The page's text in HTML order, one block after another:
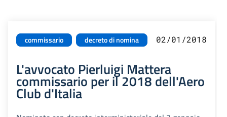
commissario decreto di nomina 02/01/2018
L'avvocato Pierluigi Mattera
commissario per il 2018 dell'Aero
Club d'Italia